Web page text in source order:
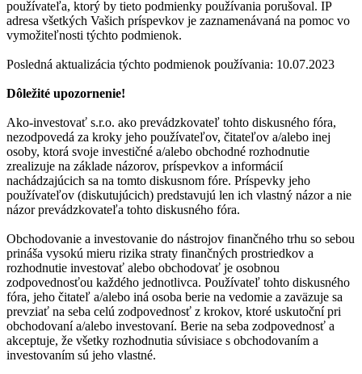
používateľa, ktorý by tieto podmienky používania porušoval. IP
adresa všetkých Vašich príspevkov je zaznamenávaná na pomoc vo
vymožiteľnosti týchto podmienok.
Posledná aktualizácia týchto podmienok používania: 10.07.2023
Dôležité upozornenie!
Ako-investovať s.r.o. ako prevádzkovateľ tohto diskusného fóra,
nezodpovedá za kroky jeho používateľov, čitateľov a/alebo inej
osoby, ktorá svoje investičné a/alebo obchodné rozhodnutie
zrealizuje na základe názorov, príspevkov a informácií
nachádzajúcich sa na tomto diskusnom fóre. Príspevky jeho
používateľov (diskutujúcich) predstavujú len ich vlastný názor a nie
názor prevádzkovateľa tohto diskusného fóra.
Obchodovanie a investovanie do nástrojov finančného trhu so sebou
prináša vysokú mieru rizika straty finančných prostriedkov a
rozhodnutie investovať alebo obchodovať je osobnou
zodpovednosťou každého jednotlivca. Používateľ tohto diskusného
fóra, jeho čitateľ a/alebo iná osoba berie na vedomie a zaväzuje sa
prevziať na seba celú zodpovednosť z krokov, ktoré uskutoční pri
obchodovaní a/alebo investovaní. Berie na seba zodpovednosť a
akceptuje, že všetky rozhodnutia súvisiace s obchodovaním a
investovaním sú jeho vlastné.